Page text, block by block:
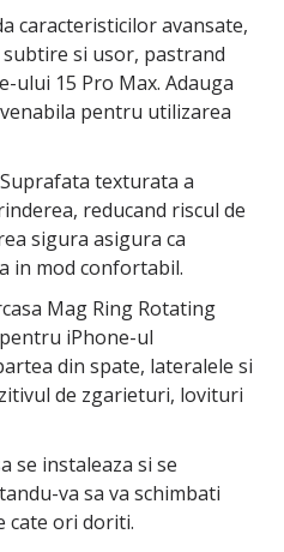
caracteristicilor avansate,
si usor, pastrand
ului 15 Pro Max. Adauga
pentru utilizarea
Suprafata texturata a
reducand riscul de
sigura asigura ca
in mod confortabil.
Mag Ring Rotating
iPhone-ul
din spate, lateralele si
de zgarieturi, lovituri
se instaleaza si se
va sa va schimbati
cate ori doriti.